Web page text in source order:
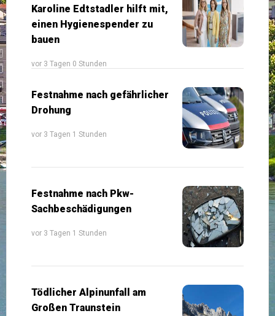
Karoline Edtstadler hilft mit,
einen Hygienespender zu
bauen
vor 3 Tagen 0 Stunden
Festnahme nach gefährlicher
Drohung
vor 3 Tagen 1 Stunden
Festnahme nach Pkw-
Sachbeschädigungen
vor 3 Tagen 1 Stunden
Tödlicher Alpinunfall am
Großen Traunstein